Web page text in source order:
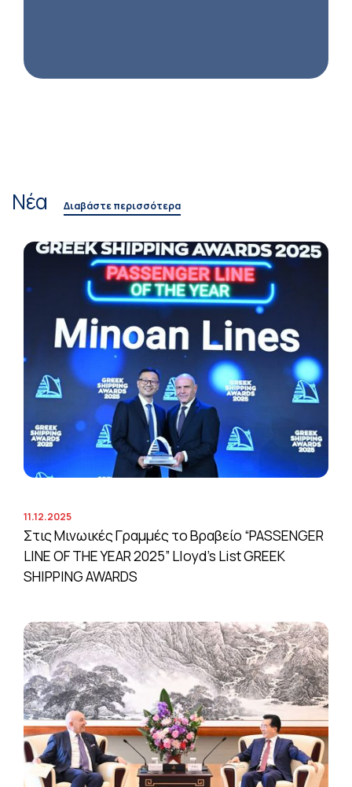
Νέα Διαβάστε περισσότερα
11.12.2025
Στις Μινωικές Γραμμές το Βραβείο “PASSENGER
LINE OF THE YEAR 2025” Lloyd’s List GREEK
SHIPPING AWARDS